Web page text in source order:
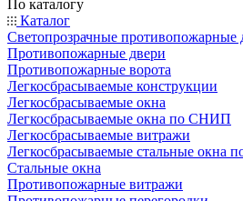
По каталогу
Каталог
Светопрозрачные противопожарные
Противопожарные двери
Противопожарные ворота
Легкосбрасываемые конструкции
Легкосбрасываемые окна
Легкосбрасываемые окна по СНИП
Легкосбрасываемые витражи
Легкосбрасываемые стальные окна
Стальные окна
Противопожарные витражи